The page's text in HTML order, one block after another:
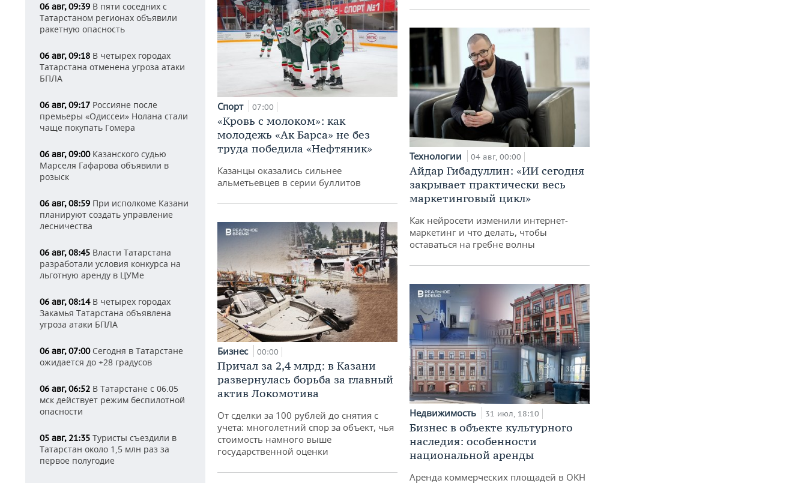
06 авг, 09:39 В пяти соседних с
Татарстаном регионах объявили
ракетную опасность
06 авг, 09:18 В четырех городах
Татарстана отменена угроза атаки
БПЛА
06 авг, 09:17 Россияне после
премьеры «Одиссеи» Нолана стали
чаще покупать Гомера
06 авг, 09:00Казанского судью
Марселя Гафарова объявили в
розыск
06 авг, 08:59 При исполкоме Казани
планируют создать управление
лесничества
06 авг, 08:45 Власти Татарстана
разработали условия конкурса на
льготную аренду в ЦУМе
06 авг, 08:14В четырех городах
Закамья Татарстана объявлена
угроза атаки БПЛА
06 авг, 07:00Сегодня в Татарстане
ожидается до +28 градусов
06 авг, 06:52 В Татарстане с 06.05
мск действует режим беспилотной
опасности
05 авг, 21:35 Туристы съездили в
Татарстан около 1,5 млн раз за
первое полугодие
Спорт 07:00
«Кровь с молоком»: как
молодежь «Ак Барса» не без
труда победила «Нефтяник»
Казанцы оказались сильнее
альметьевцев в серии буллитов
Бизнес 00:00
Причал за 2,4 млрд: в Казани
развернулась борьба за главный
актив Локомотива
От сделки за 100 рублей до снятия с
учета: многолетний спор за объект, чья
стоимость намного выше
государственной оценки
Технологии 04 авг, 00:00
Айдар Гибадуллин: «ИИ сегодня
закрывает практически весь
маркетинговый цикл»
Как нейросети изменили интернет-
маркетинг и что делать, чтобы
оставаться на гребне волны
Недвижимость 31 июл, 18:10
Бизнес в объекте культурного
наследия: особенности
национальной аренды
Аренда коммерческих площадей в ОКН